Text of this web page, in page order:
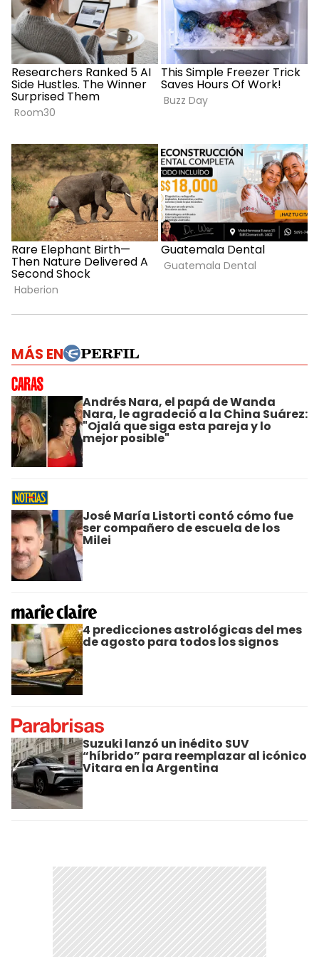
MÁS EN
Andrés Nara, el papá de Wanda
Nara, le agradeció a la China Suárez:
"Ojalá que siga esta pareja y lo
mejor posible"
José María Listorti contó cómo fue
ser compañero de escuela de los
Milei
4 predicciones astrológicas del mes
de agosto para todos los signos
Suzuki lanzó un inédito SUV
“híbrido” para reemplazar al icónico
Vitara en la Argentina